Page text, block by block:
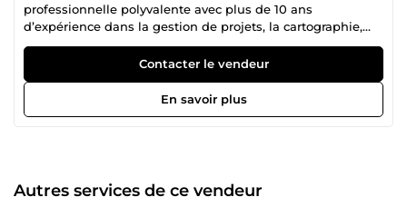
professionnelle polyvalente avec plus de 10 ans
d’expérience dans la gestion de projets, la cartographie,
DAO, la transcription et l’assistanat virtuel. 🤔Vous vous
demandez de ce que je pourrais vous offrir?🤔 👉C'est par
ici: • Assistanat virtuel : gestion d’emails, saisie de
données, suivi administratif, organisation. • Transcription :
conversion précise d’audios/vidéos en textes exploitables
de données, conception de cartes professionnelles,
analyse géospatiale, dessin technique architectural, Profil,
Contacter le vendeur
En savoir plus
Autres services de ce vendeur